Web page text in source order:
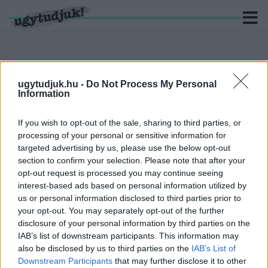
ugytudjuk.hu - Do Not Process My Personal
Information
If you wish to opt-out of the sale, sharing to third parties, or
processing of your personal or sensitive information for
targeted advertising by us, please use the below opt-out
section to confirm your selection. Please note that after your
opt-out request is processed you may continue seeing
interest-based ads based on personal information utilized by
us or personal information disclosed to third parties prior to
your opt-out. You may separately opt-out of the further
disclosure of your personal information by third parties on the
IAB’s list of downstream participants. This information may
also be disclosed by us to third parties on the IAB’s List of
Downstream Participants that may further disclose it to other
KERESÉS
5 hír találató a(z) "képzőművészet" cimkével ellátva.
SZOMBATON NYÍLIK MEG A GYŐR VÁRMEGYEI
ŐSZI TÁRLAT
2023. szeptember. 14. 11:39
A nyílt alkotói pályázatra idén 56 Győrben és a győri járásban élő,
illetve innen elszármazott képző- és iparművész 102 munkája
érkezett be.
DÉZSI POLGÁRMESTER IS HELYET KAPOTT A
GYŐR JELES MŰVÉSZEIT BEMUTATÓ
JUBILEUMI ALBUMBAN